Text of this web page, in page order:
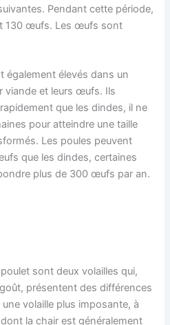
Pendant cette période,
130 œufs. Les œufs sont
également élevés dans un
viande et leurs œufs. Ils
que les dindes, il ne
pour atteindre une taille
Les poules peuvent
que les dindes, certaines
plus de 300 œufs par an.
sont deux volailles qui,
présentent des différences
volaille plus imposante, à
la chair est généralement